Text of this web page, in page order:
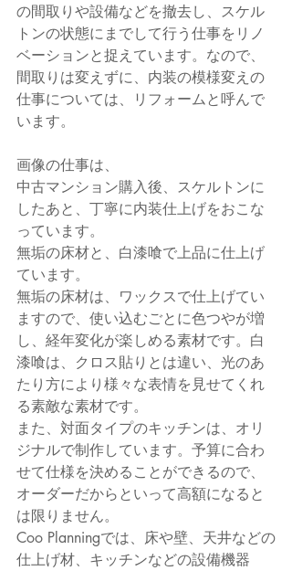
の間取りや設備などを撤去し、スケル
トンの状態にまでして行う仕事をリノ
ベーションと捉えています。なので、
間取りは変えずに、内装の模様変えの
仕事については、リフォームと呼んで
います。
画像の仕事は、
中古マンション購入後、スケルトンに
したあと、丁寧に内装仕上げをおこな
っています。
無垢の床材と、白漆喰で上品に仕上げ
ています。
無垢の床材は、ワックスで仕上げてい
ますので、使い込むごとに色つやが増
し、経年変化が楽しめる素材です。白
漆喰は、クロス貼りとは違い、光のあ
たり方により様々な表情を見せてくれ
る素敵な素材です。
また、対面タイプのキッチンは、オリ
ジナルで制作しています。予算に合わ
せて仕様を決めることができるので、
オーダーだからといって高額になると
は限りません。
Coo Planningでは、床や壁、天井などの
仕上げ材、キッチンなどの設備機器